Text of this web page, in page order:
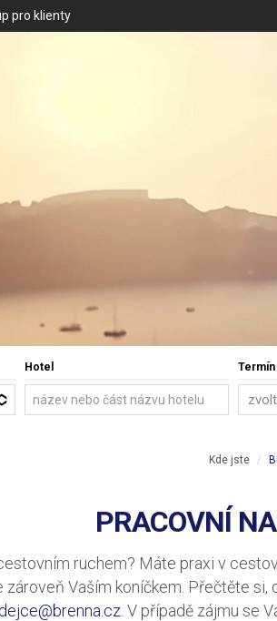
pro klienty
Hotel
Kde jste
PRACOVNÍ
ruchem? Máte praxi v
Vaším koníčkem. Přečtěte
. V případě zájmu se